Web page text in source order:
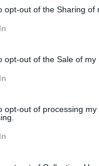
opt-out of the Sharing of
opt-out of the Sale of my
opt-out of processing